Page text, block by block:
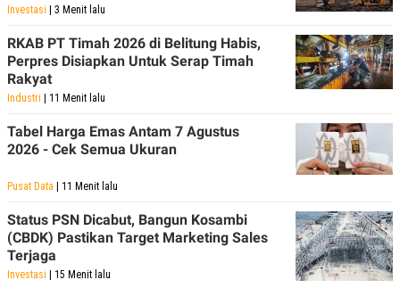
Investasi | 3 Menit lalu
RKAB PT Timah 2026 di Belitung Habis,
Perpres Disiapkan Untuk Serap Timah
Rakyat
Industri | 11 Menit lalu
Tabel Harga Emas Antam 7 Agustus
2026 - Cek Semua Ukuran
Pusat Data | 11 Menit lalu
Status PSN Dicabut, Bangun Kosambi
(CBDK) Pastikan Target Marketing Sales
Terjaga
Investasi | 15 Menit lalu